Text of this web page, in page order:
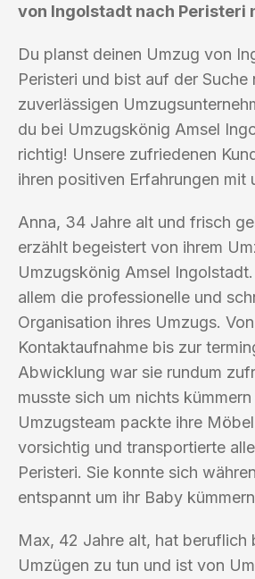
von Ingolstadt nach Peristeri
Du planst deinen Umzug von
Peristeri und bist auf der Suche
zuverlässigen
du bei Umzugskönig Amsel
richtig! Unsere zufriedenen
ihren positiven Erfahrungen mit
Anna, 34 Jahre alt und frisch
erzählt begeistert von ihrem
Umzugskönig Amsel
allem die professionelle und
Organisation ihres Umzugs.
Kontaktaufnahme bis zur
Abwicklung war sie rundum
musste sich um nichts kümmern
Umzugsteam packte ihre
vorsichtig und transportierte
Peristeri. Sie konnte sich
entspannt um ihr Baby
Max, 42 Jahre alt, hat beruflich
Umzügen zu tun und ist von